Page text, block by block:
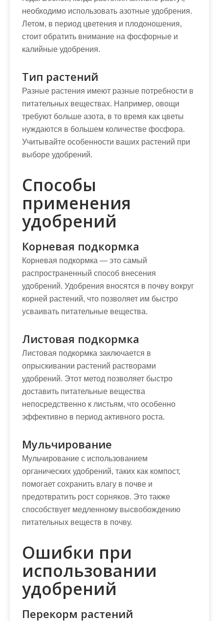
необходимо использовать азотные удобрения.
Летом, в период цветения и плодоношения,
стоит обратить внимание на фосфорные и
калийные удобрения.
Тип растений
Разные растения имеют разные потребности в
питательных веществах. Например, овощи
требуют больше азота, в то время как цветы
нуждаются в большем количестве фосфора.
Учитывайте особенности ваших растений при
выборе удобрений.
Способы
применения
удобрений
Корневая подкормка
Корневая подкормка — это самый
распространенный способ внесения
удобрений. Удобрения вносятся в почву вокруг
корней растений, что позволяет им быстро
усваивать питательные вещества.
Листовая подкормка
Листовая подкормка заключается в
опрыскивании растений растворами
удобрений. Этот метод позволяет быстро
доставить питательные вещества
непосредственно к листьям, что особенно
эффективно в период активного роста.
Мульчирование
Мульчирование с использованием
органических удобрений, таких как компост,
помогает сохранить влагу в почве и
предотвратить рост сорняков. Это также
способствует медленному высвобождению
питательных веществ в почву.
Ошибки при
использовании
удобрений
Перекорм растений